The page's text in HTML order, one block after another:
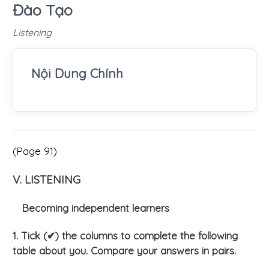
Đào Tạo
Listening
Nội Dung Chính
(Page 91)
V. LISTENING
Becoming independent learners
1. Tick (✔) the columns to complete the following
table about you. Compare your answers in pairs.